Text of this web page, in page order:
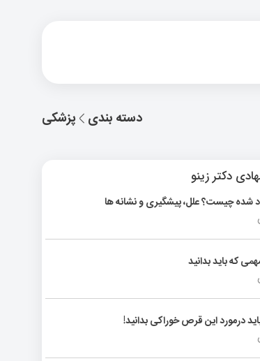
پزشکی دسته بندی
دکتر زینو
شده چیست؟ علل، پیشگیری و نشانه ها
که باید بدانید
درمورد این قرص خوراکی بدانید!